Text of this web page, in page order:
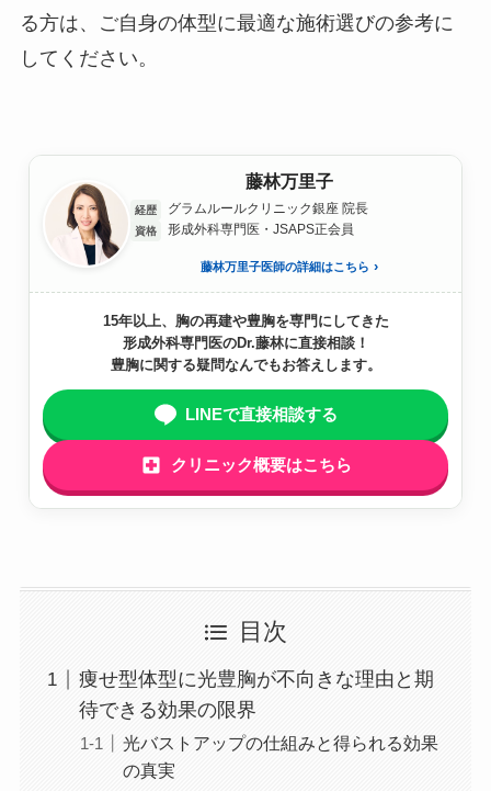
る方は、ご自身の体型に最適な施術選びの参考に
してください。
藤林万里子
経歴 グラムルールクリニック銀座 院長
資格 形成外科専門医・JSAPS正会員
藤林万里子医師の詳細はこちら
15年以上、胸の再建や豊胸を専門にしてきた
形成外科専門医のDr.藤林に直接相談！
豊胸に関する疑問なんでもお答えします。
LINEで直接相談する
クリニック概要はこちら
目次
痩せ型体型に光豊胸が不向きな理由と期
待できる効果の限界
光バストアップの仕組みと得られる効果
の真実